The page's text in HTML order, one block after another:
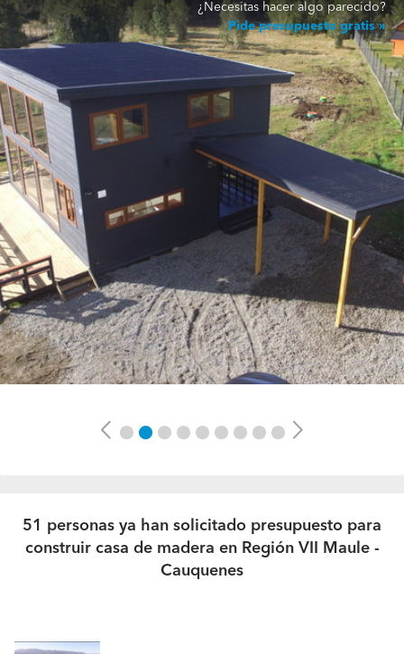
¿Necesitas hacer algo parecido?
Pide presupuesto gratis
Previous Next
51 personas ya han solicitado presupuesto para
construir casa de madera en Región VII Maule -
Cauquenes